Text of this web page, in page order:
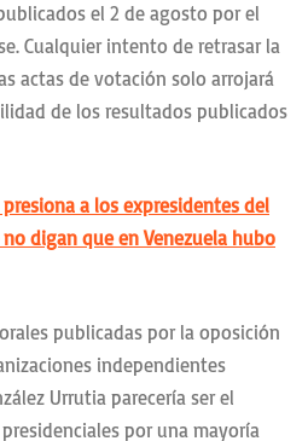
el 2 de agosto por el
Cualquier intento de retrasar la
actas de votación solo arrojará
de los resultados publicados
a los expresidentes del
digan que en Venezuela hubo
publicadas por la oposición
independientes
Urrutia parecería ser el
por una mayoría